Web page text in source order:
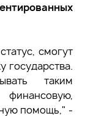
смогут
государства.
таким
помощь," -